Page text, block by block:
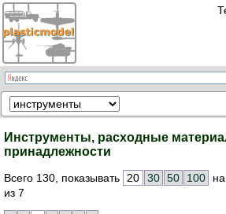
Инструменты, расходные
принадлежности
Всего 130, показывать 20 30 50 100
из 7